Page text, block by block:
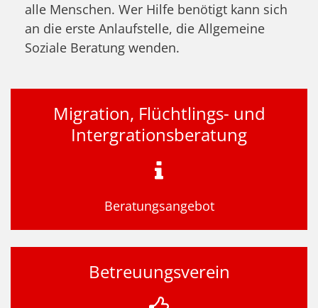
alle Menschen. Wer Hilfe benötigt kann sich
an die erste Anlaufstelle, die Allgemeine
Soziale Beratung wenden.
Migration, Flüchtlings- und
Intergrationsberatung
Beratungsangebot
Betreuungsverein